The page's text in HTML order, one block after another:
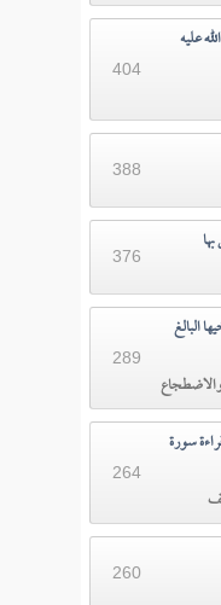
عليه
404
388
376
البالغ
289
سورة
264
260